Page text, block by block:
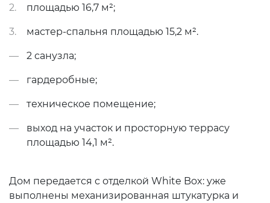
площадью 16,7 м²;
мастер-спальня площадью 15,2 м².
2 санузла;
гардеробные;
техническое помещение;
выход на участок и просторную террасу
площадью 14,1 м².
Дом передается с отделкой White Box: уже
выполнены механизированная штукатурка и